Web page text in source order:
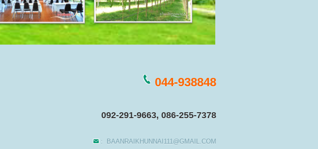
044-938848
092-291-9663, 086-255-7378
: BAANRAIKHUNNAI111@GMAIL.COM